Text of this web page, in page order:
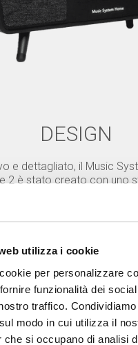
utilizza i cookie
per personalizzare
funzionalità dei
traffico.
modo in cui utilizza il
che si occupano di analisi
DESIGN
e dettagliato, il Music
2 è stato creato con uno
della metà del secolo